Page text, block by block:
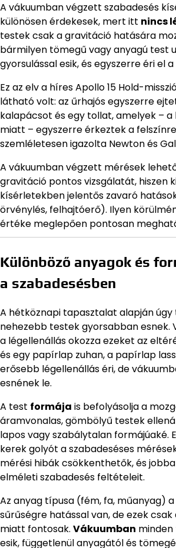
A vákuumban végzett szabadesés
különösen érdekesek, mert itt nincs
testek csak a gravitáció hatására
bármilyen tömegű vagy anyagú test
gyorsulással esik, és egyszerre éri el
Ez az elv a híres Apollo 15 Hold-
látható volt: az űrhajós egyszerre
kalapácsot és egy tollat, amelyek – a
miatt – egyszerre érkeztek a
szemléletesen igazolta Newton és
A vákuumban végzett mérések
gravitáció pontos vizsgálatát, hiszen
kísérletekben jelentős zavaró
örvénylés, felhajtóerő). Ilyen
értéke meglepően pontosan
Különböző anyagok és
a szabadesésben
A hétköznapi tapasztalat alapján úgy
nehezebb testek gyorsabban esnek.
a légellenállás okozza ezeket az
és egy papírlap zuhan, a papírlap
erősebb légellenállás éri, de
esnének le.
A test formája is befolyásolja a
áramvonalas, gömbölyű testek
lapos vagy szabálytalan formájúaké.
kerek golyót a szabadeséses
mérési hibák csökkenthetők, és
elméleti szabadesés feltételeit.
Az anyag típusa (fém, fa, műanyag)
sűrűségre hatással van, de ezek
miatt fontosak. Vákuumban
esik, függetlenül anyagától és